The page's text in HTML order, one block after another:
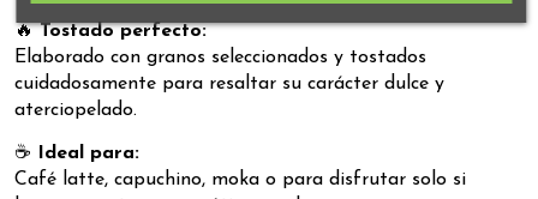
🔥 Tostado perfecto:
Elaborado con granos seleccionados y tostados
cuidadosamente para resaltar su carácter dulce y
aterciopelado.
☕
Ideal para:
Café latte, capuchino, moka o para disfrutar solo si